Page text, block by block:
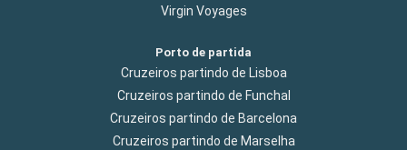
Virgin Voyages
Porto de partida
Cruzeiros partindo de Lisboa
Cruzeiros partindo de Funchal
Cruzeiros partindo de Barcelona
Cruzeiros partindo de Marselha